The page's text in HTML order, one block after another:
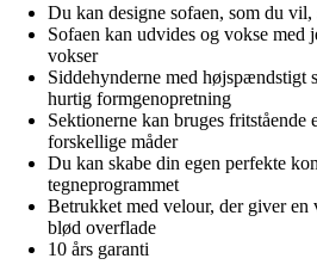
Du kan designe sofaen, som du
Sofaen kan udvides og vokse med
vokser
Siddehynderne med højspændstigt
hurtig formgenopretning
Sektionerne kan bruges fritstående
forskellige måder
Du kan skabe din egen perfekte
tegneprogrammet
Betrukket med velour, der giver en
blød overflade
10 års garanti